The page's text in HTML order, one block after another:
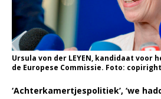
Ursula von der LEYEN, kandidaat voor
de Europese Commissie. Foto: copiright
‘Achterkamertjespolitiek’, ‘we